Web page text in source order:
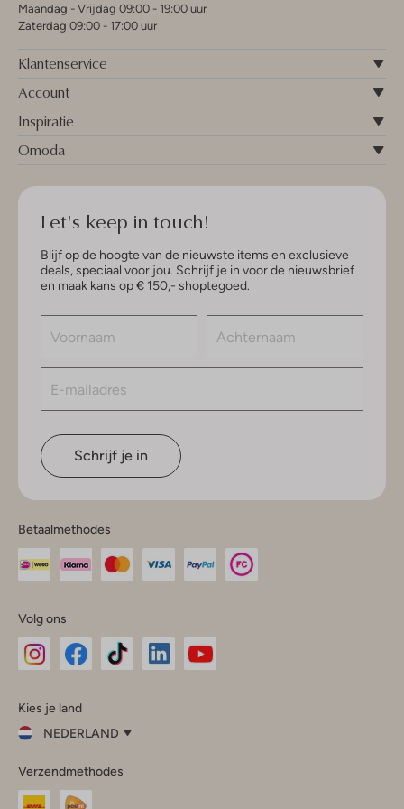
Maandag - Vrijdag 09:00 - 19:00 uur
Zaterdag 09:00 - 17:00 uur
Klantenservice
Account
Inspiratie
Omoda
Let's keep in touch!
Blijf op de hoogte van de nieuwste items en exclusieve
deals, speciaal voor jou. Schrijf je in voor de nieuwsbrief
en maak kans op € 150,- shoptegoed.
Schrijf je in
Betaalmethodes
Volg ons
InstagramFacebook
Kies je land
NEDERLAND
je
land
Verzendmethodes